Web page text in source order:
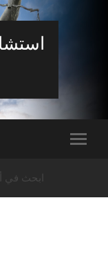
ابحث في أكثر من 50